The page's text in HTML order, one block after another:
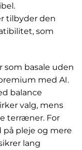
tilbyder den
som
basale uden
med AI.
balance
valg, mens
terræner. For
pleje og mere
lang